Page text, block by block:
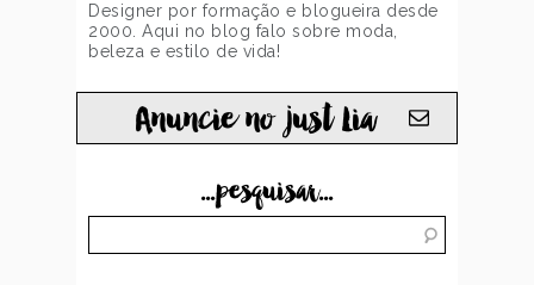
Designer por formação e blogueira desde
2000. Aqui no blog falo sobre moda,
beleza e estilo de vida!
Anuncie no just Lia
...pesquisar...